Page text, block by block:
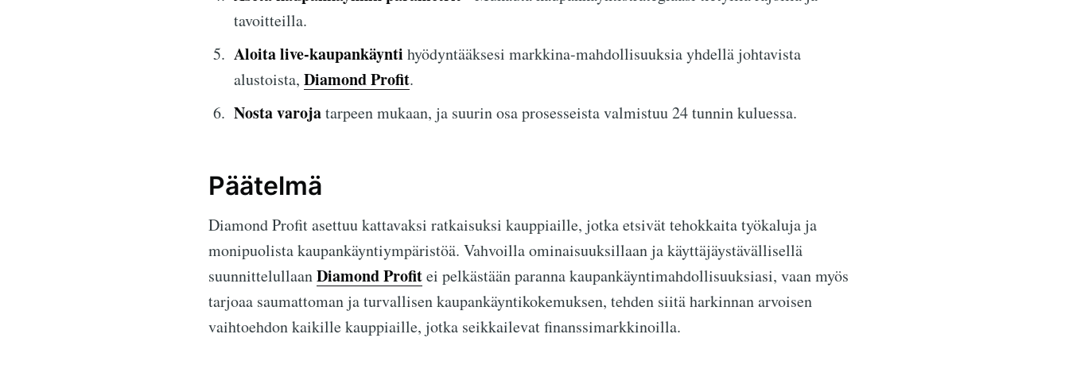
tavoitteilla.
Aloita live-kaupankäynti hyödyntääksesi markkina-mahdollisuuksia yhdellä johtavista
alustoista, Diamond Profit.
Nosta varojatarpeen mukaan, ja suurin osa prosesseista valmistuu 24 tunnin kuluessa.
Päätelmä
Diamond Profit asettuu kattavaksi ratkaisuksi kauppiaille, jotka etsivät tehokkaita työkaluja ja
monipuolista kaupankäyntiympäristöä. Vahvoilla ominaisuuksillaan ja käyttäjäystävällisellä
suunnittelullaanDiamond Profitei pelkästään paranna kaupankäyntimahdollisuuksiasi, vaan myös
tarjoaa saumattoman ja turvallisen kaupankäyntikokemuksen, tehden siitä harkinnan arvoisen
vaihtoehdon kaikille kauppiaille, jotka seikkailevat finanssimarkkinoilla.